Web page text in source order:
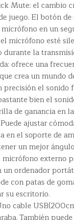
Mute: el cambio
juego. El botón
en un
micrófono esté
durante la
ofrece una
crea un mundo
precisión el
bien el
de ganancia en
ajustar
en el soporte de
un mejor
externo
un ordenador
con patas de
su escritorio.
cable